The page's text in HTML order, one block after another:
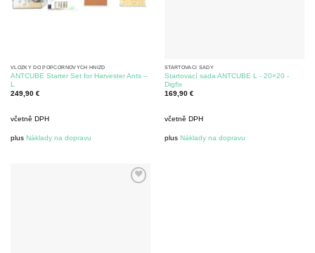
VLOŽKY DO POPCORNOVÝCH HNÍZD
ANTCUBE Starter Set for Harvester Ants –
L
249,90 €
včetně DPH
plus Náklady na dopravu
STARTOVACÍ SADY
Startovací sada ANTCUBE L - 20×20 -
Digfix
169,90 €
včetně DPH
plus Náklady na dopravu